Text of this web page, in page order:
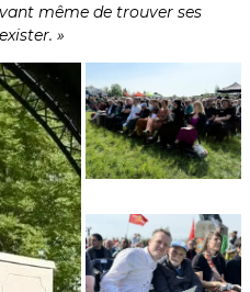
même de trouver ses
»